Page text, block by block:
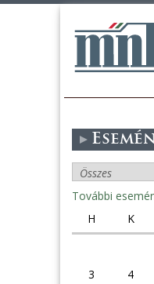
További
H
K
3
4